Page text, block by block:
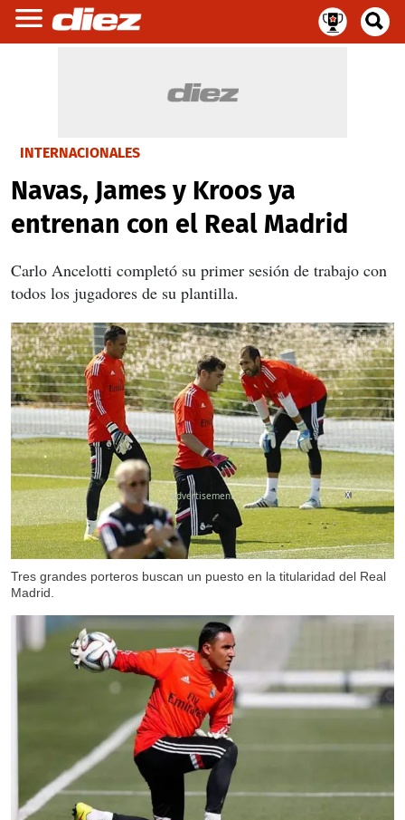
INTERNACIONALES
Navas, James y Kroos ya
entrenan con el Real Madrid
Carlo Ancelotti completó su primer sesión de trabajo con
todos los jugadores de su plantilla.
Tres grandes porteros buscan un puesto en la titularidad del Real
Madrid.
X